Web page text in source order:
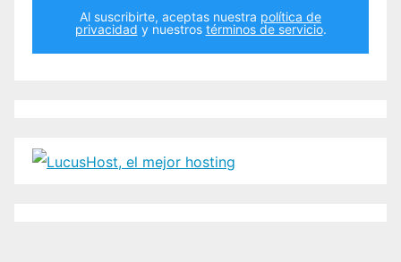
Al suscribirte, aceptas nuestra política de
privacidad y nuestros términos de servicio.